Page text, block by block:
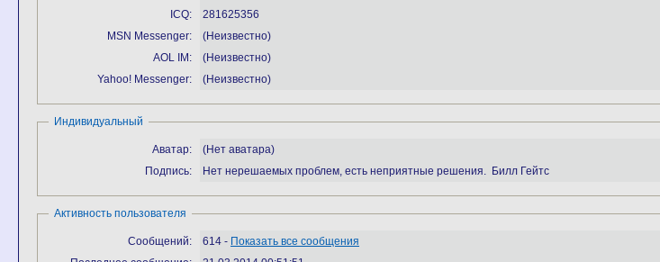
ICQ:
281625356
MSN Messenger:
(Неизвестно)
AOL IM:
(Неизвестно)
Yahoo! Messenger:
(Неизвестно)
Индивидуальный
Аватар:
(Нет аватара)
Подпись:
Нет нерешаемых проблем, есть неприятные решения. Билл Гейтс
Активность пользователя
Сообщений: 614 - Показать все сообщения